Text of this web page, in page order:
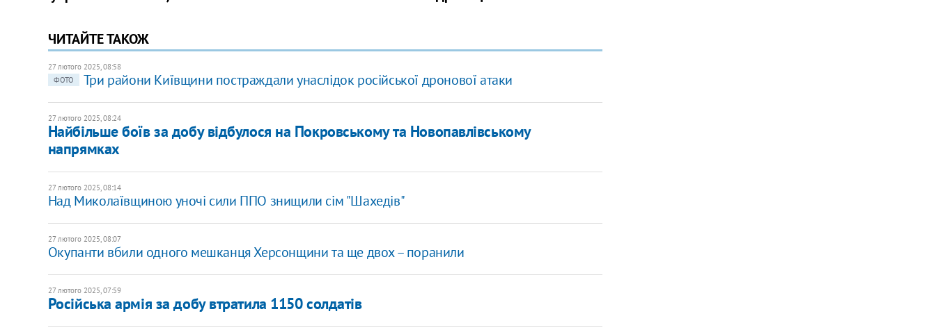
ЧИТАЙТЕ ТАКОЖ
27 лютого 2025, 08:58
ФОТО
Три райони Київщини постраждали унаслідок російської дронової атаки
27 лютого 2025, 08:24
Найбільше боїв за добу відбулося на Покровському та Новопавлівському
напрямках
27 лютого 2025, 08:14
Над Миколаївщиною уночі сили ППО знищили сім "Шахедів"
27 лютого 2025, 08:07
Окупанти вбили одного мешканця Херсонщини та ще двох – поранили
27 лютого 2025, 07:59
​Російська армія за добу втратила 1150 солдатів